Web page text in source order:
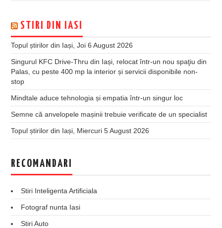
STIRI DIN IASI
Topul știrilor din Iași, Joi 6 August 2026
Singurul KFC Drive-Thru din Iași, relocat într-un nou spaţiu din
Palas, cu peste 400 mp la interior și servicii disponibile non-
stop
Mindtale aduce tehnologia și empatia într-un singur loc
Semne că anvelopele mașinii trebuie verificate de un specialist
Topul știrilor din Iași, Miercuri 5 August 2026
RECOMANDARI
Stiri Inteligenta Artificiala
Fotograf nunta Iasi
Stiri Auto